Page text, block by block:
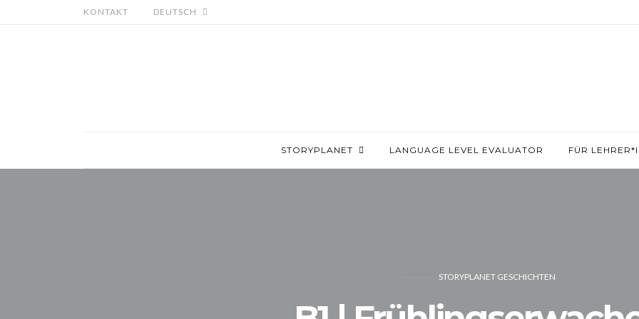
KONTAKT DEUTSCH
STORYPLANET LANGUAGE LEVEL EVALUATOR FÜR
STORYPLANET GESCHICHTEN